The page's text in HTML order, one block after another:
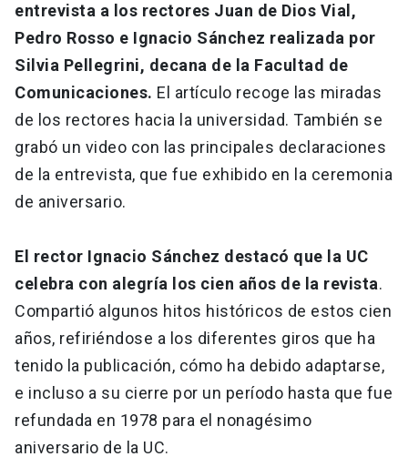
entrevista a los rectores Juan de Dios Vial,
Pedro Rosso e Ignacio Sánchez realizada por
Silvia Pellegrini, decana de la Facultad de
Comunicaciones. El artículo recoge las miradas
de los rectores hacia la universidad. También se
grabó un video con las principales declaraciones
de la entrevista, que fue exhibido en la ceremonia
de aniversario.
El rector Ignacio Sánchez destacó que la UC
celebra con alegría los cien años de la revista.
Compartió algunos hitos históricos de estos cien
años, refiriéndose a los diferentes giros que ha
tenido la publicación, cómo ha debido adaptarse,
e incluso a su cierre por un período hasta que fue
refundada en 1978 para el nonagésimo
aniversario de la UC.